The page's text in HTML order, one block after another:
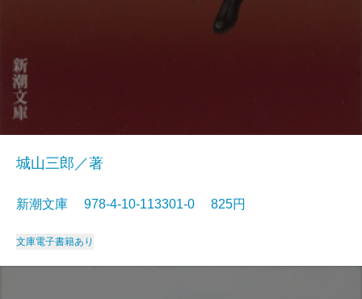
城山三郎／著
新潮文庫 978-4-10-113301-0 825円
文庫電子書籍あり